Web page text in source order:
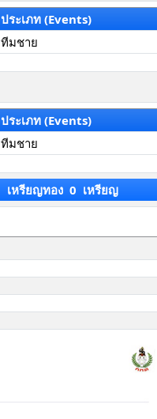
ประเภท (Events)
ทีมชาย
ประเภท (Events)
ทีมชาย
เหรียญทอง 0 เหรียญ